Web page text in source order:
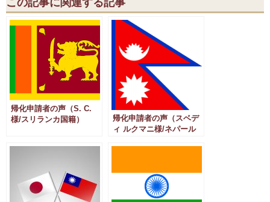
帰化申請者の声（S. C.
様/スリランカ国籍）
帰化申請者の声（スベデ
ィ ルクマニ様/ネパール